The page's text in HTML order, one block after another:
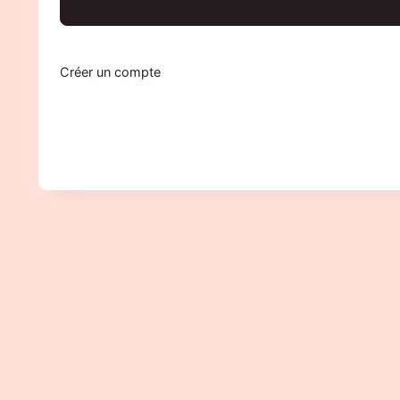
Créer un compte